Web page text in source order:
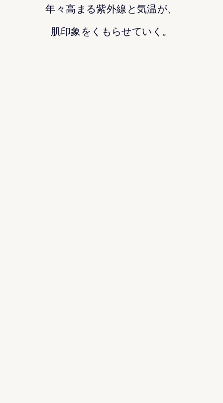
年々高まる紫外線と気温が、
肌印象をくもらせていく。